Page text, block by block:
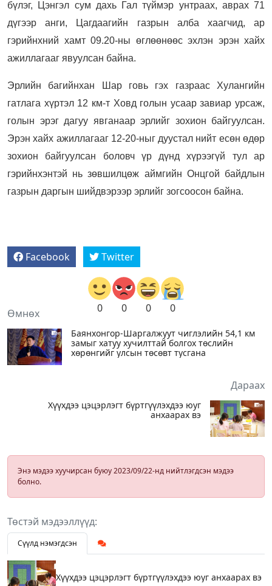
бүлэг, Цэнгэл сум дахь Гал түймэр унтраах, аврах 71
дүгээр анги, Цагдаагийн газрын алба хаагчид, ар
гэрийнхний хамт 09.20-ны өглөөнөөс эхлэн эрэн хайх
ажиллагааг явуулсан байна.
Эрлийн багийнхан Шар говь гэх газраас Хулангийн
гатлага хүртэл 12 км-т Ховд голын усаар завиар урсаж,
голын эрэг дагуу явганаар эрлийг зохион байгуулсан.
Эрэн хайх ажиллагааг 12-20-ныг дуустал нийт есөн өдөр
зохион байгуулсан боловч үр дүнд хүрээгүй тул ар
гэрийнхэнтэй нь зөвшилцөж аймгийн Онцгой байдлын
газрын даргын шийдвэрээр эрлийг зогсоосон байна.
Facebook Twitter
0 0 0 0
Өмнөх
Баянхонгор-Шаргалжуут чиглэлийн 54,1 км
замыг хатуу хучилттай болгох төслийн
хөрөнгийг улсын төсөвт тусгана
Дараах
Хүүхдээ цэцэрлэгт бүртгүүлэхдээ юуг
анхаарах вэ
Энэ мэдээ хуучирсан буюу 2023/09/22-нд нийтлэгдсэн мэдээ
болно.
Төстэй мэдээллүүд:
Сүүлд нэмэгдсэн
Хүүхдээ цэцэрлэгт бүртгүүлэхдээ юуг анхаарах вэ